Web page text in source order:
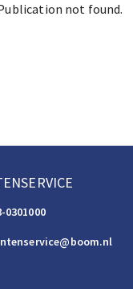
not found.
0301000